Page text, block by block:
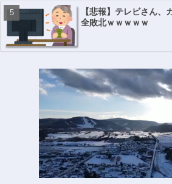
【悲報】テレビさん
全敗北ｗｗｗｗｗ